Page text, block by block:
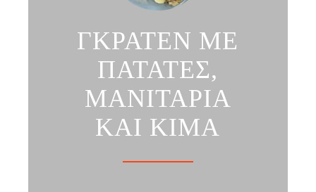
ΓΚΡΑΤΕΝ ΜΕ
ΠΑΤΑΤΕΣ,
ΜΑΝΙΤΑΡΙΑ
ΚΑΙ ΚΙΜΑ